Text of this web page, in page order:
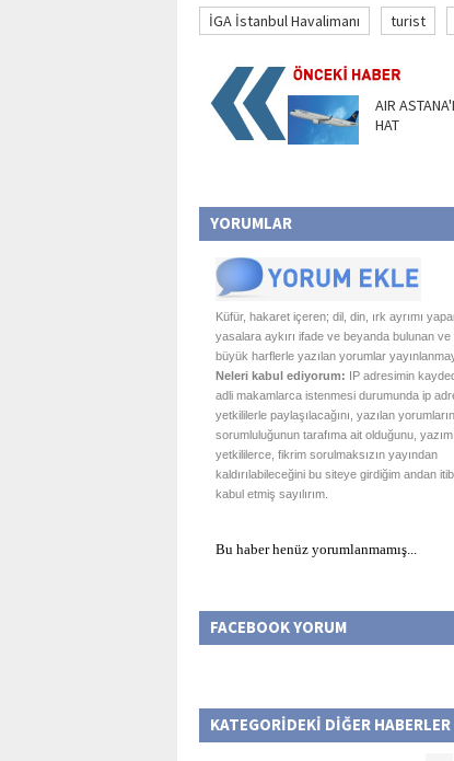
İGA İstanbul Havalimanı
turist
AIR
HAT
YORUMLAR
Küfür, hakaret içeren; dil, din, ırk ayrımı
yasalara aykırı ifade ve beyanda bulunan ve
büyük harflerle yazılan yorumlar
Neleri kabul ediyorum: IP adresimin
adli makamlarca istenmesi durumunda ip
yetkililerle paylaşılacağını, yazılan yorumların
sorumluluğunun tarafıma ait olduğunu,
yetkililerce, fikrim sorulmaksızın yayından
kaldırılabileceğini bu siteye girdiğim andan
kabul etmiş sayılırım.
Bu haber henüz yorumlanmamış...
FACEBOOK YORUM
KATEGORİDEKİ DİĞER HABERLER